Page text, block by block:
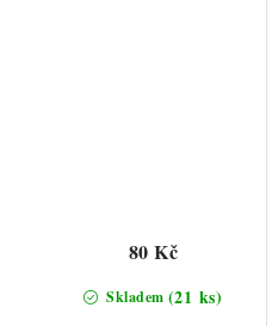
Skladem (21 ks)
80 Kč